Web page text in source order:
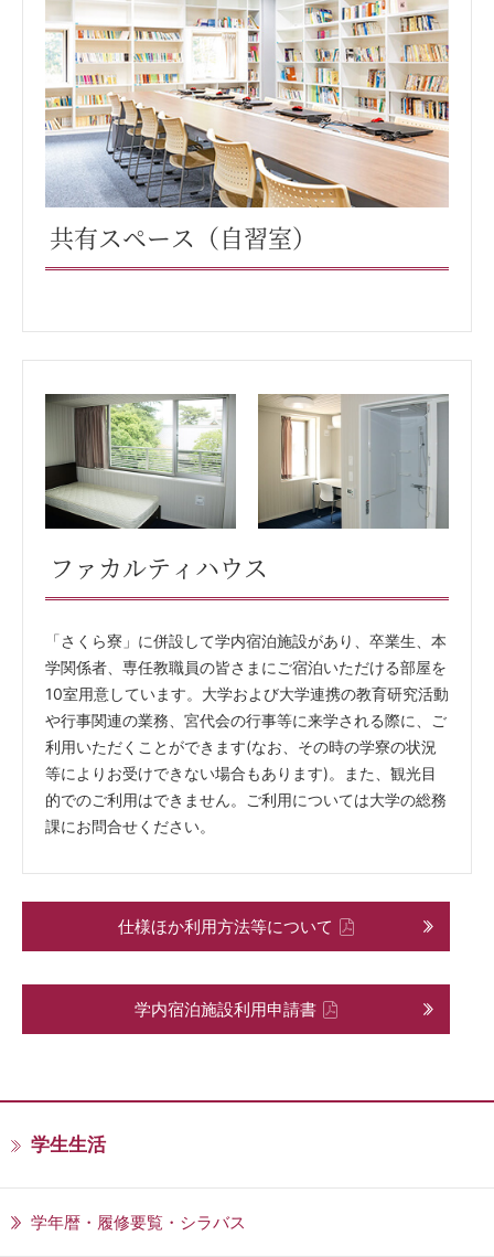
共有スペース（自習室）
ファカルティハウス
「さくら寮」に併設して学内宿泊施設があり、卒業生、本
学関係者、専任教職員の皆さまにご宿泊いただける部屋を
10室用意しています。大学および大学連携の教育研究活動
や行事関連の業務、宮代会の行事等に来学される際に、ご
利用いただくことができます(なお、その時の学寮の状況
等によりお受けできない場合もあります)。また、観光目
的でのご利用はできません。ご利用については大学の総務
課にお問合せください。
仕様ほか利用方法等について
学内宿泊施設利用申請書
学生生活
学年暦・履修要覧・シラバス